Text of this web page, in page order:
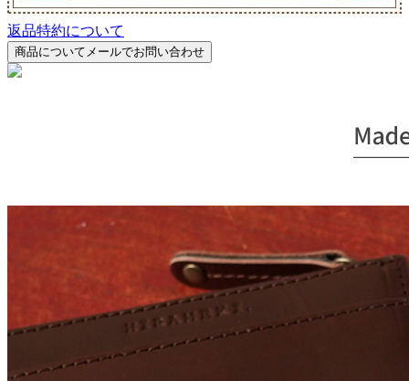
返品特約について
商品についてメールでお問い合わせ